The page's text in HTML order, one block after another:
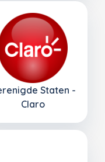
Staten -
Claro